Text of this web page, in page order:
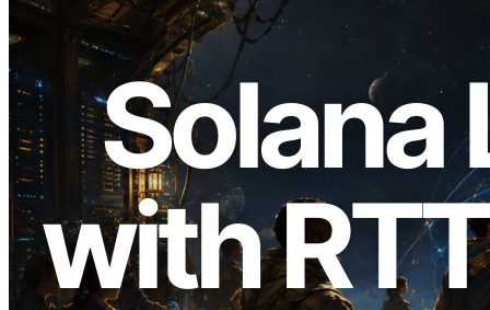
2026.08.05
ERPC, Solana Leader Slot API'yi 7
küresel bölgeden ping ölçümüyle
genişletti — Validators Information API
de yayında